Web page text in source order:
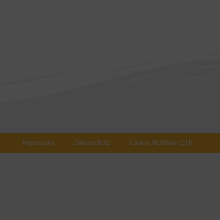
Impressum Datenschutz Cookie-Richtlinie (EU)